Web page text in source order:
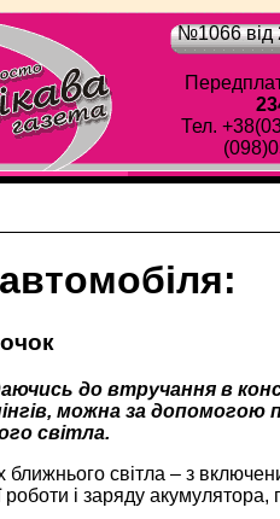
№1066 від
Тел.
до втручання в
можна за допомогою
світла.
ближнього світла – з
і заряду акумулятора,